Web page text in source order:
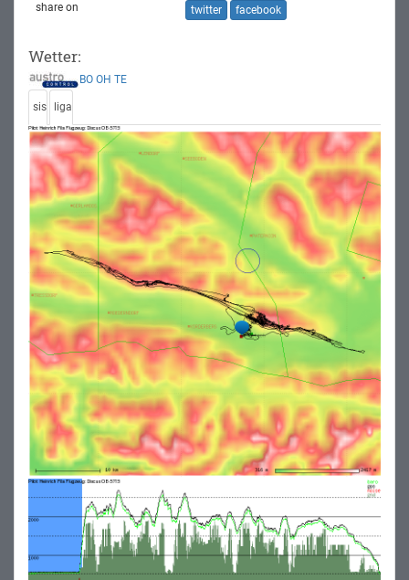
share on twitter facebook
Wetter:
BO OH TE
sis liga